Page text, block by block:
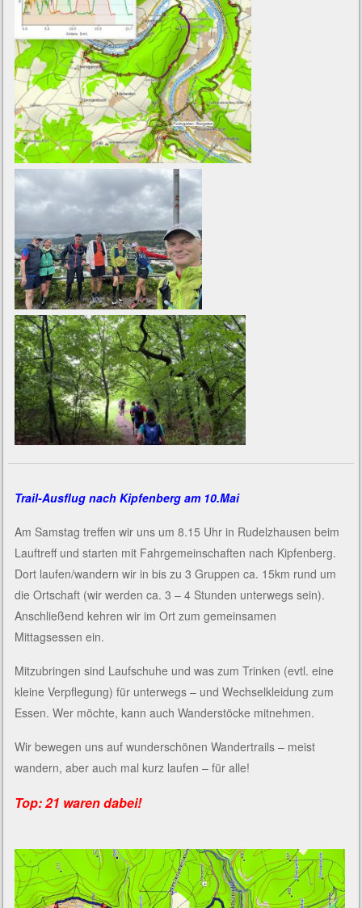
Trail-Ausflug nach Kipfenberg am 10.Mai
Am Samstag treffen wir uns um 8.15 Uhr in Rudelzhausen beim
Lauftreff und starten mit Fahrgemeinschaften nach Kipfenberg.
Dort laufen/wandern wir in bis zu 3 Gruppen ca. 15km rund um
die Ortschaft (wir werden ca. 3 – 4 Stunden unterwegs sein).
Anschließend kehren wir im Ort zum gemeinsamen
Mittagsessen ein.
Mitzubringen sind Laufschuhe und was zum Trinken (evtl. eine
kleine Verpflegung) für unterwegs – und Wechselkleidung zum
Essen. Wer möchte, kann auch Wanderstöcke mitnehmen.
Wir bewegen uns auf wunderschönen Wandertrails – meist
wandern, aber auch mal kurz laufen – für alle!
Top: 21 waren dabei!